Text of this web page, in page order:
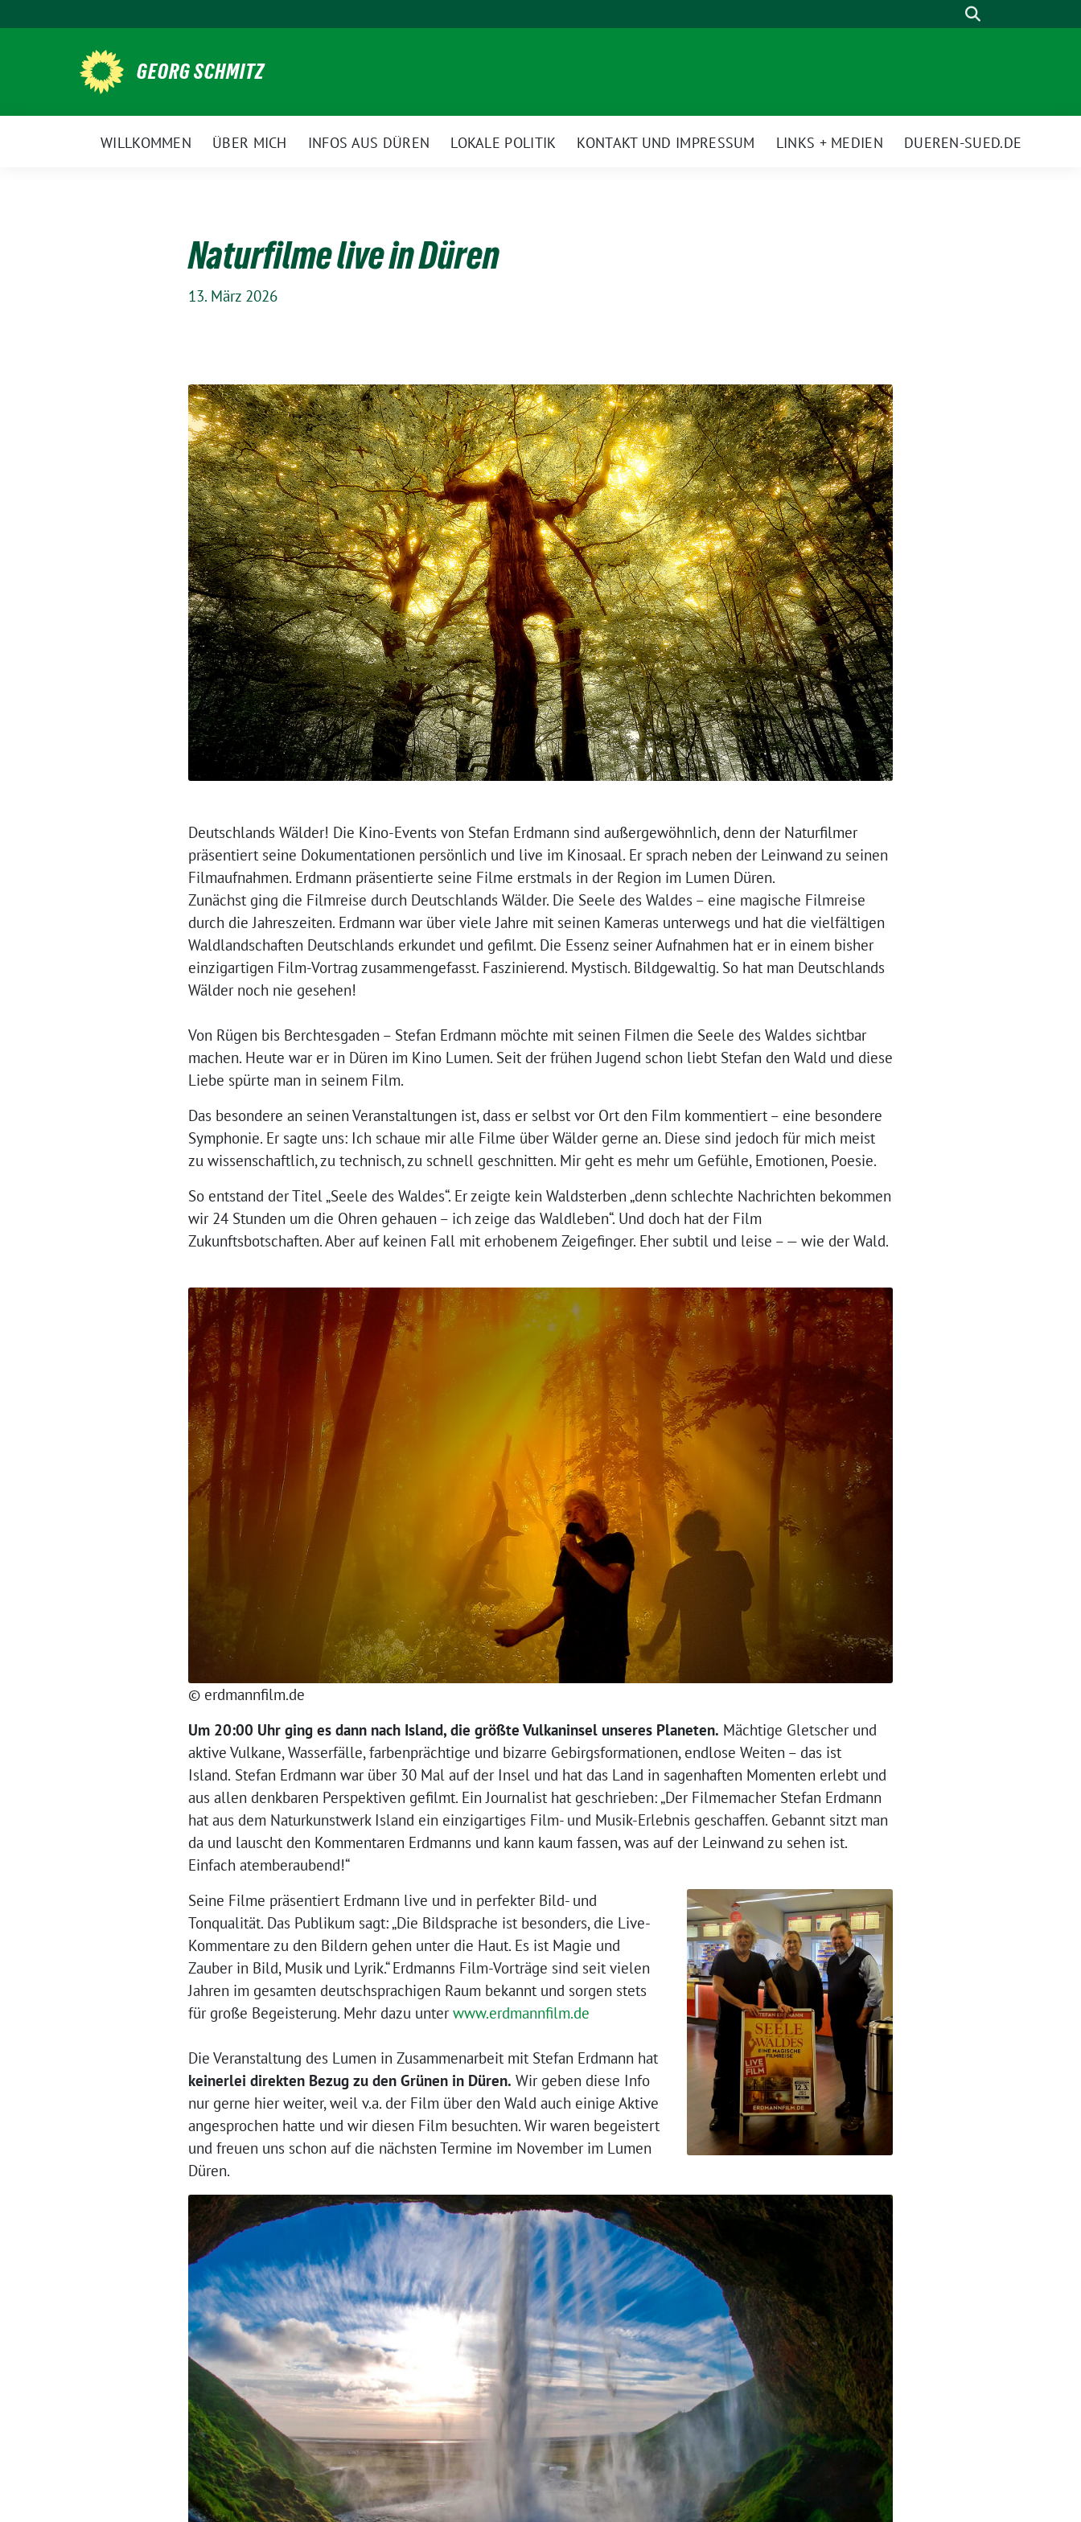
zum
Suche
GEORG SCHMITZ
WILLKOMMEN ÜBER MICH INFOS AUS DÜREN LOKALE POLITIK KONTAKT UND IMPRESSUM LINKS + MEDIEN DUEREN-SUED.DE
Naturfilme live in Düren
13. März 2026
Deutschlands Wälder! Die Kino-Events von Stefan Erdmann sind außergewöhnlich, denn der Naturfilmer
präsentiert seine Dokumentationen persönlich und live im Kinosaal. Er sprach neben der Leinwand zu seinen
Filmaufnahmen. Erdmann präsentierte seine Filme erstmals in der Region im Lumen Düren.
Zunächst ging die Filmreise durch Deutschlands Wälder. Die Seele des Waldes – eine magische Filmreise
durch die Jahreszeiten. Erdmann war über viele Jahre mit seinen Kameras unterwegs und hat die vielfältigen
Waldlandschaften Deutschlands erkundet und gefilmt. Die Essenz seiner Aufnahmen hat er in einem bisher
einzigartigen Film-Vortrag zusammengefasst. Faszinierend. Mystisch. Bildgewaltig. So hat man Deutschlands
Wälder noch nie gesehen!
Von Rügen bis Berchtesgaden – Stefan Erdmann möchte mit seinen Filmen die Seele des Waldes sichtbar
machen. Heute war er in Düren im Kino Lumen. Seit der frühen Jugend schon liebt Stefan den Wald und diese
Liebe spürte man in seinem Film.
Das besondere an seinen Veranstaltungen ist, dass er selbst vor Ort den Film kommentiert – eine besondere
Symphonie. Er sagte uns: Ich schaue mir alle Filme über Wälder gerne an. Diese sind jedoch für mich meist
zu wissenschaftlich, zu technisch, zu schnell geschnitten. Mir geht es mehr um Gefühle, Emotionen, Poesie.
So entstand der Titel „Seele des Waldes“. Er zeigte kein Waldsterben „denn schlechte Nachrichten bekommen
wir 24 Stunden um die Ohren gehauen – ich zeige das Waldleben“. Und doch hat der Film
Zukunftsbotschaften. Aber auf keinen Fall mit erhobenem Zeigefinger. Eher subtil und leise – — wie der Wald.
© erdmannfilm.de
Um 20:00 Uhr ging es dann nach Island, die größte Vulkaninsel unseres Planeten. Mächtige Gletscher und
aktive Vulkane, Wasserfälle, farbenprächtige und bizarre Gebirgsformationen, endlose Weiten – das ist
Island. Stefan Erdmann war über 30 Mal auf der Insel und hat das Land in sagenhaften Momenten erlebt und
aus allen denkbaren Perspektiven gefilmt. Ein Journalist hat geschrieben: „Der Filmemacher Stefan Erdmann
hat aus dem Naturkunstwerk Island ein einzigartiges Film- und Musik-Erlebnis geschaffen. Gebannt sitzt man
da und lauscht den Kommentaren Erdmanns und kann kaum fassen, was auf der Leinwand zu sehen ist.
Einfach atemberaubend!“
Seine Filme präsentiert Erdmann live und in perfekter Bild- und
Tonqualität. Das Publikum sagt: „Die Bildsprache ist besonders, die Live-
Kommentare zu den Bildern gehen unter die Haut. Es ist Magie und
Zauber in Bild, Musik und Lyrik.“ Erdmanns Film-Vorträge sind seit vielen
Jahren im gesamten deutschsprachigen Raum bekannt und sorgen stets
für große Begeisterung. Mehr dazu unterwww.erdmannfilm.de
Die Veranstaltung des Lumen in Zusammenarbeit mit Stefan Erdmann hat
keinerlei direkten Bezug zu den Grünen in Düren. Wir geben diese Info
nur gerne hier weiter, weil v.a. der Film über den Wald auch einige Aktive
angesprochen hatte und wir diesen Film besuchten. Wir waren begeistert
und freuen uns schon auf die nächsten Termine im November im Lumen
Düren.